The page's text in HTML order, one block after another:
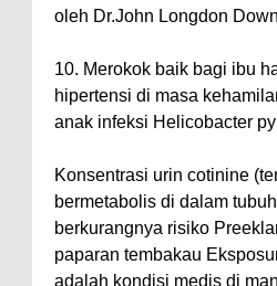
oleh Dr.John Longdon
10. Merokok baik bagi ibu
hipertensi di masa
anak infeksi Helicobacter
Konsentrasi urin cotinine
bermetabolis di dalam
berkurangnya risiko
paparan tembakau
adalah kondisi medis di